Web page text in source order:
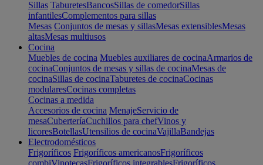
Sillas TaburetesBancosSillas de comedorSillas
infantilesComplementos para sillas
Mesas Conjuntos de mesas y sillasMesas extensiblesMesas
altasMesas multiusos
Cocina
Muebles de cocina Muebles auxiliares de cocinaArmarios de
cocinaConjuntos de mesas y sillas de cocinaMesas de
cocinaSillas de cocinaTaburetes de cocinaCocinas
modularesCocinas completas
Cocinas a medida
Accesorios de cocina MenajeServicio de
mesaCuberteríaCuchillos para chefVinos y
licoresBotellasUtensilios de cocinaVajillaBandejas
Electrodomésticos
Frigoríficos Frigoríficos americanosFrigoríficos
combiVinotecasFrigoríficos integrablesFrigoríficos